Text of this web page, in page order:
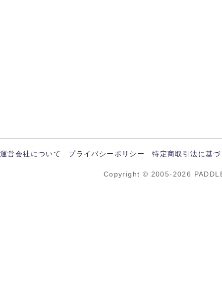
運営会社について プライバシーポリシー 特定商取引法に基
Copyright © 2005-2026